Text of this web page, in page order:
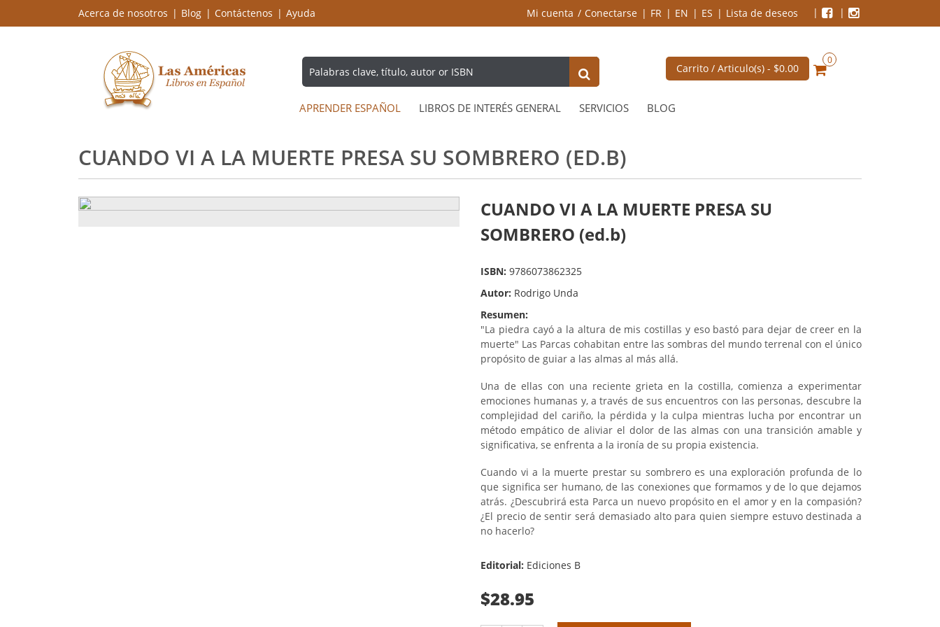
Acerca de nosotros Blog Contáctenos Ayuda Mi cuenta Conectarse FR EN ES Lista de deseos
Carrito / Articulo(s) - $0.00
0
APRENDER ESPAÑOL LIBROS DE INTERÉS GENERAL SERVICIOS BLOG
CUANDO VI A LA MUERTE PRESA SU SOMBRERO (ED.B)
CUANDO VI A LA MUERTE PRESA SU
SOMBRERO (ed.b)
ISBN: 9786073862325
Autor: Rodrigo Unda
Resumen:
"La piedra cayó a la altura de mis costillas y eso bastó para dejar de creer en la
muerte" Las Parcas cohabitan entre las sombras del mundo terrenal con el único
propósito de guiar a las almas al más allá.
Una de ellas con una reciente grieta en la costilla, comienza a experimentar
emociones humanas y, a través de sus encuentros con las personas, descubre la
complejidad del cariño, la pérdida y la culpa mientras lucha por encontrar un
método empático de aliviar el dolor de las almas con una transición amable y
significativa, se enfrenta a la ironía de su propia existencia.
Cuando vi a la muerte prestar su sombrero es una exploración profunda de lo
que significa ser humano, de las conexiones que formamos y de lo que dejamos
atrás. ¿Descubrirá esta Parca un nuevo propósito en el amor y en la compasión?
¿El precio de sentir será demasiado alto para quien siempre estuvo destinada a
no hacerlo?
Editorial: Ediciones B
$28.95